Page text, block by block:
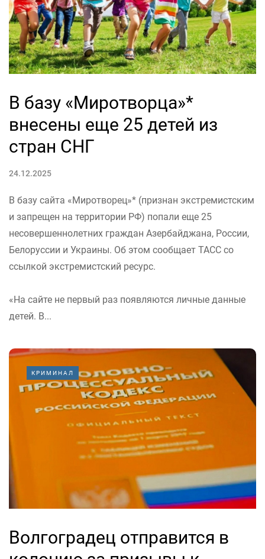
В базу «Миротворца»*
внесены еще 25 детей из
стран СНГ
24.12.2025
В базу сайта «Миротворец»* (признан экстремистским
и запрещен на территории РФ) попали еще 25
несовершеннолетних граждан Азербайджана, России,
Белоруссии и Украины. Об этом сообщает ТАСС со
ссылкой экстремистский ресурс.
«На сайте не первый раз появляются личные данные
детей. В...
КРИМИНАЛ
Волгоградец отправится в